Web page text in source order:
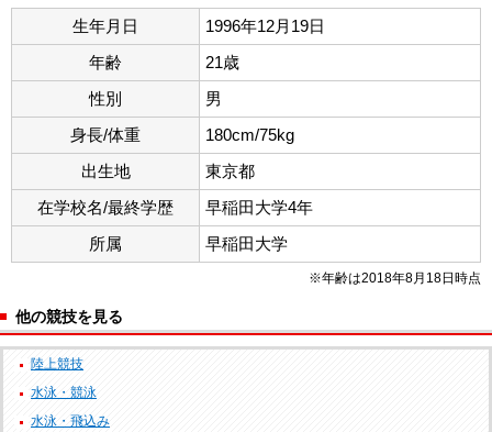
生年月日
1996年12月19日
年齢
21歳
性別
男
身長/体重
180cm/75kg
出生地
東京都
在学校名/最終学歴
早稲田大学4年
所属
早稲田大学
※年齢は2018年8月18日時点
他の競技を見る
陸上競技
水泳・競泳
水泳・飛込み